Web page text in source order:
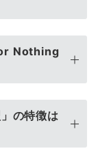
Nothing
の特徴は